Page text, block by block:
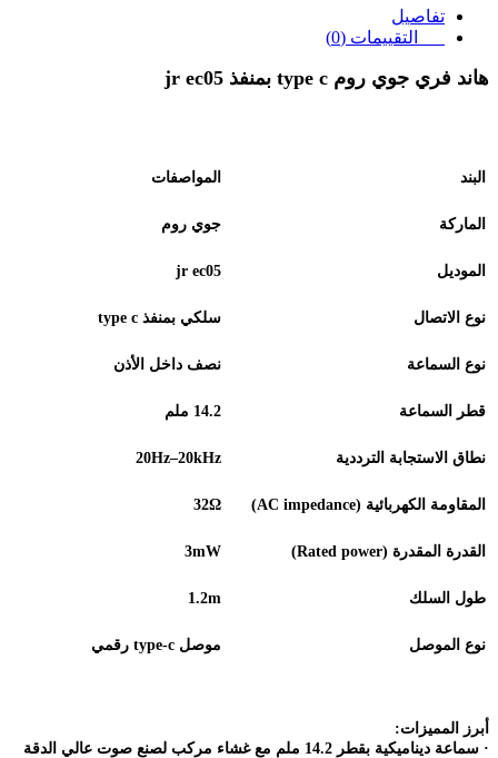
تفاصيل
التقييمات (0)
هاند فري جوي روم بمنفذ type c
البند المواصفات
الماركة جوي روم
الموديل jr ec05
نوع الاتصال سلكي بمنفذ
نوع السماعة نصف داخل الأذن
قطر السماعة 14.2 ملم
نطاق الاستجابة الترددية 20Hz–20kHz
المقاومة الكهربائية (AC impedance)
32Ω
القدرة المقدرة (Rated power)
3mW
طول السلك 1.2m
نوع الموصل موصل رقمي
أبرز المميزات:
·
سماعة ديناميكية بقطر 14.2 ملم مع غشاء مركب لصنع صوت عالي الدقة